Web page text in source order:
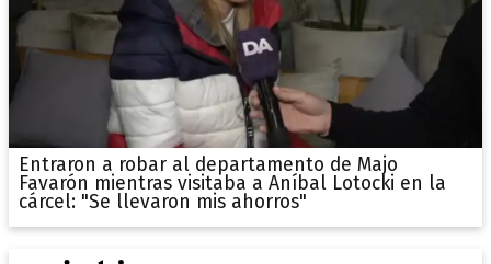
Entraron a robar al departamento de Majo
Favarón mientras visitaba a Aníbal Lotocki en la
cárcel: "Se llevaron mis ahorros"